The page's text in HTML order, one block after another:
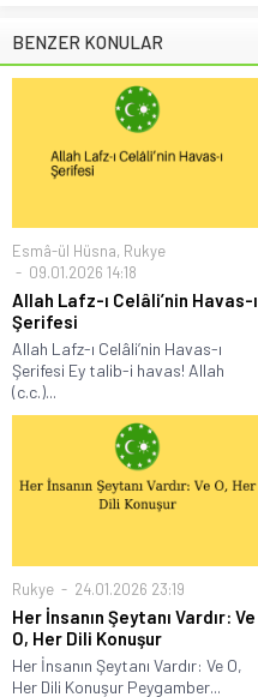
BENZER KONULAR
Esmâ-ül Hüsna, Rukye
09.01.2026 14:18
Allah Lafz-ı Celâli’nin Havas-ı
Şerifesi
Allah Lafz-ı Celâli’nin Havas-ı
Şerifesi Ey talib-i havas! Allah
(c.c.)...
Rukye 24.01.2026 23:19
Her İnsanın Şeytanı Vardır: Ve
O, Her Dili Konuşur
Her İnsanın Şeytanı Vardır: Ve O,
Her Dili Konuşur Peygamber...